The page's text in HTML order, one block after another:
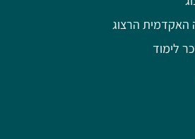
האקדמית הרצוג
לימוד